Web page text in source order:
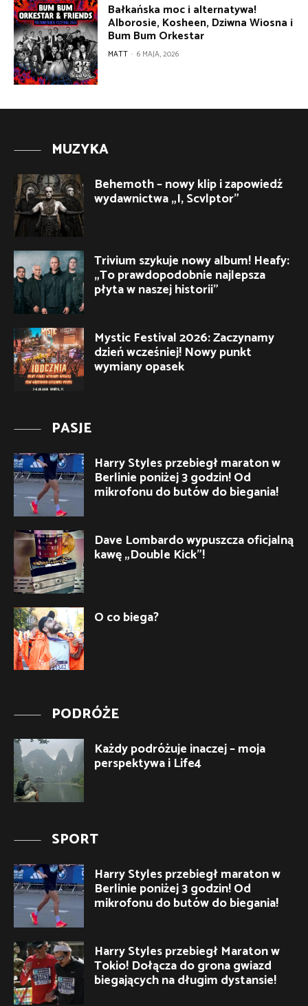
Bałkańska moc i alternatywa!
Alborosie, Kosheen, Dziwna Wiosna i
Bum Bum Orkestar
MATT - 6 MAJA, 2026
MUZYKA
Behemoth – nowy klip i zapowiedź
wydawnictwa „I, Scvlptor”
Trivium szykuje nowy album! Heafy:
„To prawdopodobnie najlepsza
płyta w naszej historii”
Mystic Festival 2026: Zaczynamy
dzień wcześniej! Nowy punkt
wymiany opasek
PASJE
Harry Styles przebiegł maraton w
Berlinie poniżej 3 godzin! Od
mikrofonu do butów do biegania!
Dave Lombardo wypuszcza oficjalną
kawę „Double Kick”!
O co biega?
PODRÓŻE
Każdy podróżuje inaczej – moja
perspektywa i Life4
SPORT
Harry Styles przebiegł maraton w
Berlinie poniżej 3 godzin! Od
mikrofonu do butów do biegania!
Harry Styles przebiegł Maraton w
Tokio! Dołącza do grona gwiazd
biegających na długim dystansie!